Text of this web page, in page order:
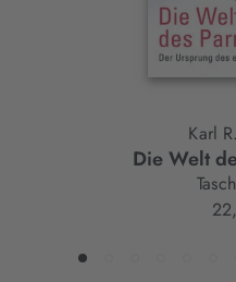
Karl
Die Welt